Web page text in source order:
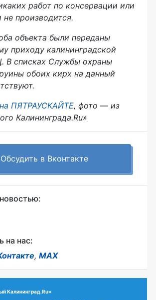
работ по консервации или
не производится.
объекта были переданы
приходу калининградской
В списках Службы охраны
обоих кирх на данный
ПЯТРАУСКАЙТЕ, фото — из
Калининграда.Ru»
Обсудить в Вконтакте
на нас:
, MAX
Калининград.Ru»